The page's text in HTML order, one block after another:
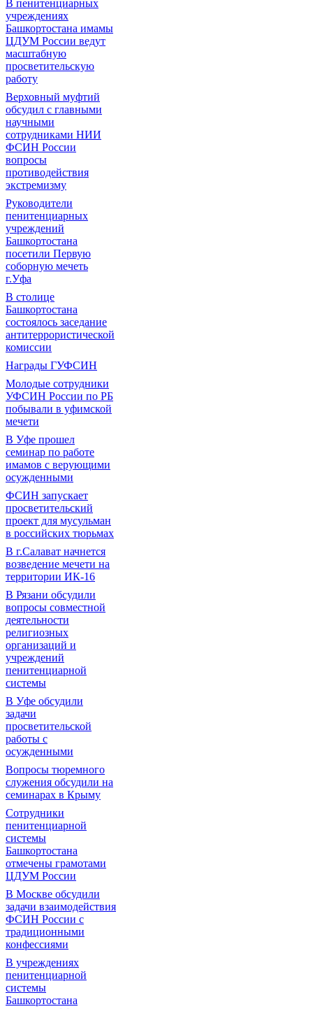
В пенитенциарных
учреждениях
Башкортостана имамы
ЦДУМ России ведут
масштабную
просветительскую
работу
Верховный муфтий
обсудил с главными
научными
сотрудниками НИИ
ФСИН России
вопросы
противодействия
экстремизму
Руководители
пенитенциарных
учреждений
Башкортостана
посетили Первую
соборную мечеть
г.Уфа
В столице
Башкортостана
состоялось заседание
антитеррористической
комиссии
Награды ГУФСИН
Молодые сотрудники
УФСИН России по РБ
побывали в уфимской
мечети
В Уфе прошел
семинар по работе
имамов с верующими
осужденными
ФСИН запускает
просветительский
проект для мусульман
в российских тюрьмах
В г.Салават начнется
возведение мечети на
территории ИК-16
В Рязани обсудили
вопросы совместной
деятельности
религиозных
организаций и
учреждений
пенитенциарной
системы
В Уфе обсудили
задачи
просветительской
работы с
осужденными
Вопросы тюремного
служения обсудили на
семинарах в Крыму
Сотрудники
пенитенциарной
системы
Башкортостана
отмечены грамотами
ЦДУМ России
В Москве обсудили
задачи взаимодействия
ФСИН России с
традиционными
конфессиями
В учреждениях
пенитенциарной
системы
Башкортостана